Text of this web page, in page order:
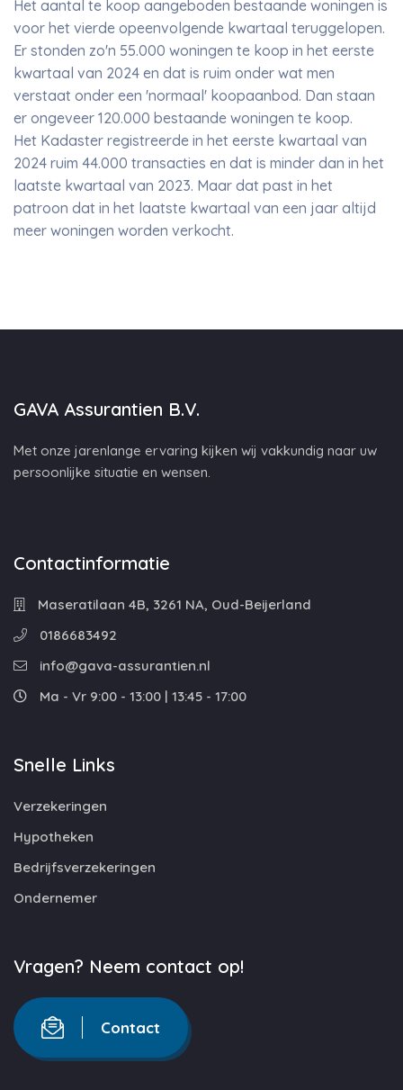
Het aantal te koop aangeboden bestaande woningen is
voor het vierde opeenvolgende kwartaal teruggelopen.
Er stonden zo'n 55.000 woningen te koop in het eerste
kwartaal van 2024 en dat is ruim onder wat men
verstaat onder een 'normaal' koopaanbod. Dan staan
er ongeveer 120.000 bestaande woningen te koop.
Het Kadaster registreerde in het eerste kwartaal van
2024 ruim 44.000 transacties en dat is minder dan in het
laatste kwartaal van 2023. Maar dat past in het
patroon dat in het laatste kwartaal van een jaar altijd
meer woningen worden verkocht.
GAVA Assurantien B.V.
Met onze jarenlange ervaring kijken wij vakkundig naar uw
persoonlijke situatie en wensen.
Contactinformatie
Maseratilaan 4B, 3261 NA, Oud-Beijerland
0186683492
info@gava-assurantien.nl
Ma - Vr 9:00 - 13:00 | 13:45 - 17:00
Snelle Links
Verzekeringen
Hypotheken
Bedrijfsverzekeringen
Ondernemer
Vragen? Neem contact op!
Contact